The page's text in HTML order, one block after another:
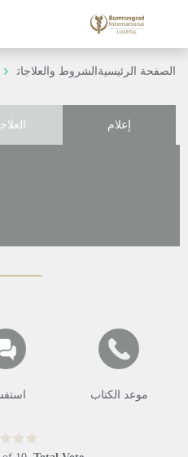
الصفحة الرئيسيةالشروط والعلاجات
إعلام
موعد الكتاب